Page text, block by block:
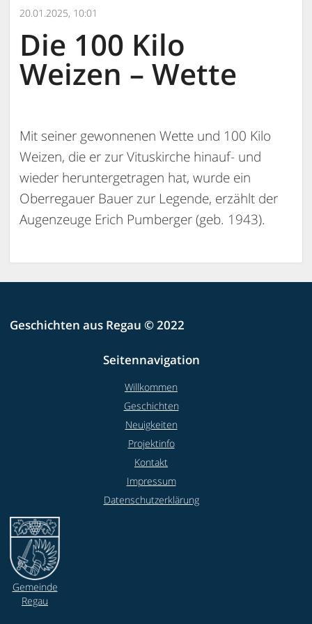
20.01.2025, 10:01
Die 100 Kilo
Weizen – Wette
Mit seiner gewonnenen Wette und 100 Kilo
Weizen, die er zur Vituskirche hinauf- und
wieder heruntergetragen hat, wurde ein
Oberregauer Bauer zur Legende, erzählt der
Augenzeuge Erich Pumberger (geb. 1943).
Geschichten aus Regau © 2022
Seitennavigation
Willkommen
Geschichten
Neuigkeiten
Projektinfo
Kontakt
Impressum
Datenschutzerklärung
Gemeinde
Regau